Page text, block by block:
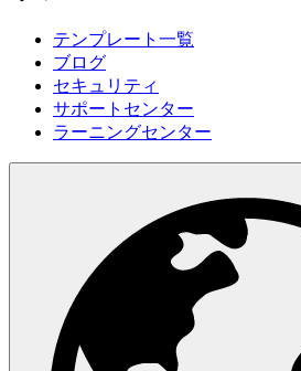
テンプレート一覧
ブログ
セキュリティ
サポートセンター
ラーニングセンター